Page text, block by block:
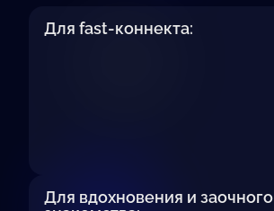
Для fast-коннекта:
Для вдохновения и заочного